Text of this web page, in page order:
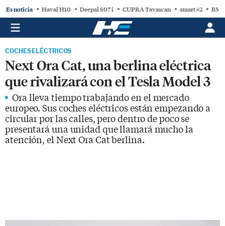
Es noticia Haval H10 Deepal S07 i CUPRA Tavascan smart #2
COCHES ELÉCTRICOS
Next Ora Cat, una berlina eléctrica
que rivalizará con el Tesla Model 3
Ora lleva tiempo trabajando en el mercado
europeo. Sus coches eléctricos están empezando a
circular por las calles, pero dentro de poco se
presentará una unidad que llamará mucho la
atención, el Next Ora Cat berlina.